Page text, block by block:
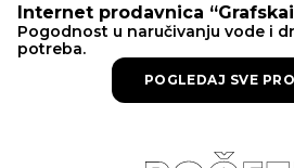
Internet prodavnica
Pogodnost u naručivanju vode i
potreba.
POGLEDAJ SVE